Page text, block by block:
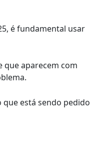
é fundamental usar
que aparecem com
que está sendo pedido